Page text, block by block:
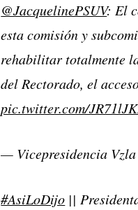
@JacquelinePSUV: El
esta comisión y
rehabilitar totalmente
del Rectorado, el
pic.twitter.com/
— Vicepresidencia
#AsiLoDijo ||